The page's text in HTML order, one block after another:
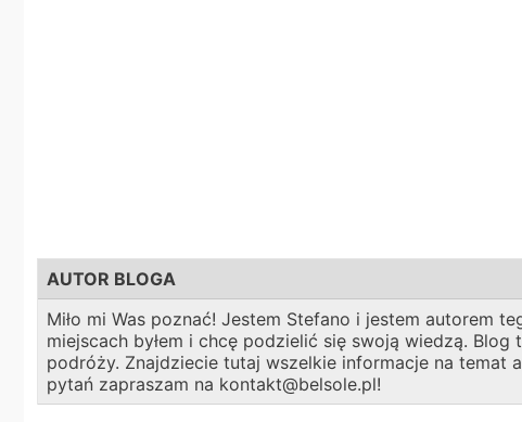
AUTOR BLOGA
Miło mi Was poznać! Jestem Stefano i jestem autorem
miejscach byłem i chcę podzielić się swoją wiedzą.
podróży. Znajdziecie tutaj wszelkie informacje na
pytań zapraszam na kontakt@belsole.pl!